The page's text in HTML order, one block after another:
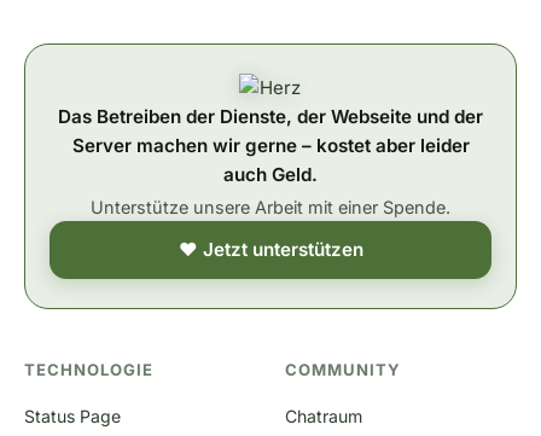
Das Betreiben der Dienste, der Webseite und der
Server machen wir gerne – kostet aber leider
auch Geld.
Unterstütze unsere Arbeit mit einer Spende.
❤ Jetzt unterstützen
TECHNOLOGIE
Status Page
COMMUNITY
Chatraum